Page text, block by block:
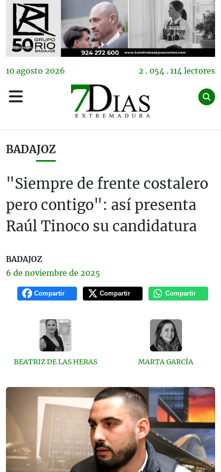
10 agosto 2026 2 . 054 . 114 lectores
BADAJOZ
"Siempre de frente costalero
pero contigo": así presenta
Raúl Tinoco su candidatura
BADAJOZ
6 de noviembre de 2025
Compartir Compartir Compartir
BEATRIZ DE LAS HERAS MARTA GARCÍA